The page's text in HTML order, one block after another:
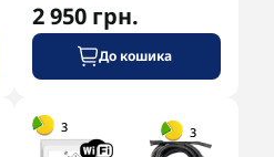
2 950 грн.
До кошика
3
-5% в корзині
3